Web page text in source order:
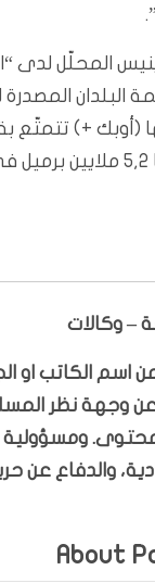
المحلّل لدى
البلدان المصدرة
(أوبك +) تتمتّع
مستغلّة قدرها 5,2
– وكالات
اسم الكاتب او
عن وجهة نظر
والدفاع عن
About